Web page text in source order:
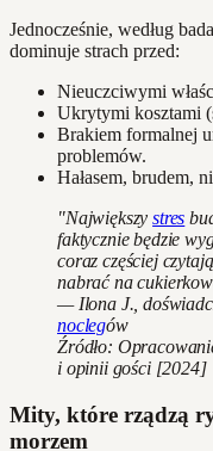
Jednocześnie, według
dominuje strach przed:
Nieuczciwymi
Ukrytymi kosztami
Brakiem formalnej
problemów.
Hałasem, brudem,
"Największystres
faktycznie będzie
coraz częściej
nabrać na
— Ilona J.,
noclegów
Źródło:
i opinii gości [2024]
Mity, które rządzą
morzem